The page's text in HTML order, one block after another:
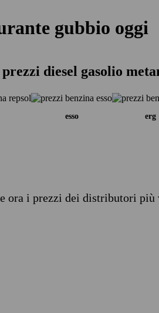
gubbio oggi
diesel gasolio
esso erg
ora i prezzi dei distributori più